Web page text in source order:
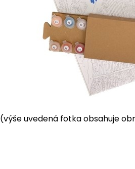
(výše uvedená fotka obsahuje